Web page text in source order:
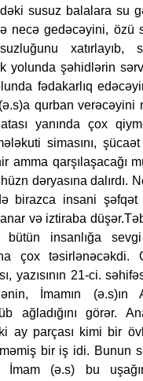
susuz balalara su
necə gedəcəyini, özü
yolunda şəhidlərin
fədakarlıq
qurban verəcəyini
yanında çox
simasını,
amma qarşılaşacağı
dəryasına dalırdı.
birazca insani
və iztiraba
insanlığa
çox təsirlənəcəkdi.
yazısının 21-ci.
İmamın (ə.s)ın
ağladığını görər.
ay parçası kimi bir
bir iş idi. Bunun
İmam (ə.s) bu